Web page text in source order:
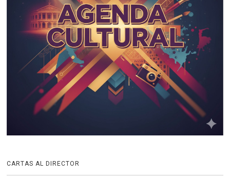
CARTAS AL DIRECTOR